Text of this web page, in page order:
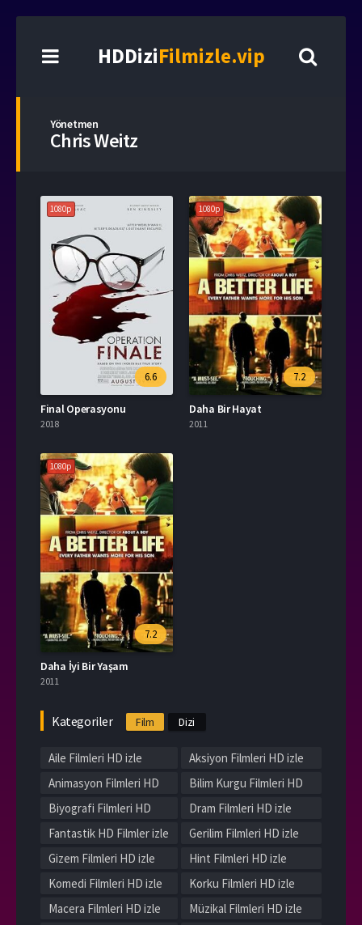
HDDiziFilmizle.vip
Yönetmen
Chris Weitz
1080p
6.6
Final Operasyonu
2018
1080p
7.2
Daha Bir Hayat
2011
1080p
7.2
Daha İyi Bir Yaşam
2011
Kategoriler Film Dizi
Aile Filmleri HD izle
Aksiyon Filmleri HD izle
Animasyon Filmleri HD
izle
Bilim Kurgu Filmleri HD
izle
Biyografi Filmleri HD
izle
Dram Filmleri HD izle
Fantastik HD Filmler izle
Gerilim Filmleri HD izle
Gizem Filmleri HD izle
Hint Filmleri HD izle
Komedi Filmleri HD izle
Korku Filmleri HD izle
Macera Filmleri HD izle
Müzikal Filmleri HD izle